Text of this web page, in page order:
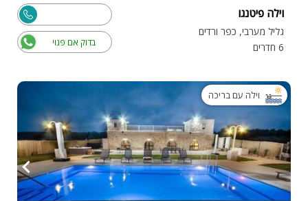
וילה פיטנגו
גליל מערבי, כפר ורדים
6 חדרים
בדוק אם פנוי
וילה עם בריכה